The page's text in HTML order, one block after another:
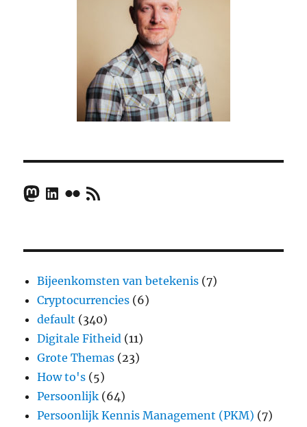
Mastodon
LinkedIn
FlickrRSS Feed
Bijeenkomsten van betekenis (7)
Cryptocurrencies (6)
default (340)
Digitale Fitheid (11)
Grote Themas (23)
How to's (5)
Persoonlijk (64)
Persoonlijk Kennis Management (PKM) (7)